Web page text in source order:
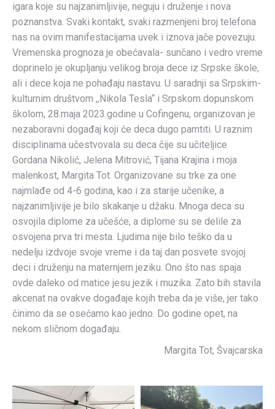
igara koje su najzanimljivije, neguju i druženje i nova
poznanstva. Svaki kontakt, svaki razmenjeni broj telefona
nas na ovim manifestacijama uvek i iznova jače povezuju.
Vremenska prognoza je obećavala- sunčano i vedro vreme
doprinelo je okupljanju velikog broja dece iz Srpske škole,
ali i dece koja ne pohađaju nastavu. U saradnji sa Srpskim-
kulturnim društvom ,,Nikola Tesla“ i Srpskom dopunskom
školom, 28.maja 2023.godine u Cofingenu, organizovan je
nezaboravni događaj koji će deca dugo pamtiti. U raznim
disciplinama učestvovala su deca čije su učiteljice
Gordana Nikolić, Jelena Mitrović, Tijana Krajina i moja
malenkost, Margita Tot. Organizovane su trke za one
najmlađe od 4-6 godina, kao i za starije učenike, a
najzanimljivije je bilo skakanje u džaku. Mnoga deca su
osvojila diplome za učešće, a diplome su se delile za
osvojena prva tri mesta. Ljudima nije bilo teško da u
nedelju izdvoje svoje vreme i da taj dan posvete svojoj
deci i druženju na maternjem jeziku. Ono što nas spaja
ovde daleko od matice jesu jezik i muzika. Zato bih stavila
akcenat na ovakve događaje kojih treba da je više, jer tako
činimo da se osećamo kao jedno. Do godine opet, na
nekom sličnom događaju.
Margita Tot, Švajcarska